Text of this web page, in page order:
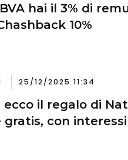
hai il 3% di
10%
25/12/2025 11:34
ecco il regalo di
gratis, con